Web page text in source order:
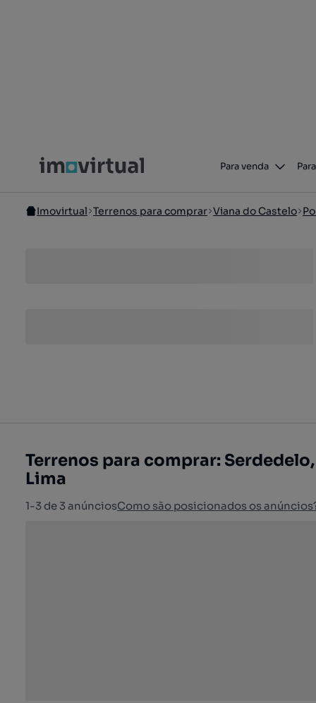
Para venda
Imovirtual Terrenos para comprar Viana do Castelo
Terrenos para comprar:
Lima
1-3 de 3 anúnciosComo são posicionados os